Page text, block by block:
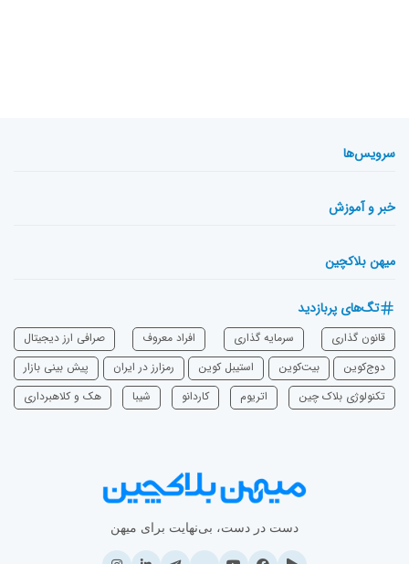
سرویس‌ها
خبر و آموزش
میهن بلاکچین
تگ‌های پربازدید
قانون گذاری سرمایه‌ گذاری افراد معروف
صرافی ارز دیجیتال
دوج‌کوین
بیت‌کوین استیبل کوین رمزارز در ایران
پیش بینی بازار
تکنولوژی بلاک چین
اتریوم ‌کاردانو شیبا هک و کلاهبرداری
دست در دست، بی‌نهایت برای میهن